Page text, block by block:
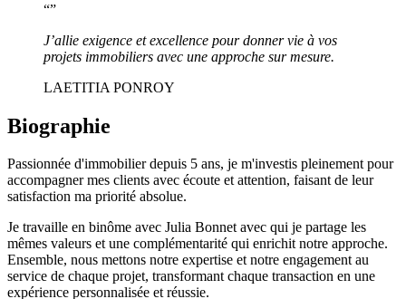
“”
J’allie exigence et excellence pour donner vie à vos
projets immobiliers avec une approche sur mesure.
LAETITIA PONROY
Biographie
Passionnée d'immobilier depuis 5 ans, je m'investis pleinement pour
accompagner mes clients avec écoute et attention, faisant de leur
satisfaction ma priorité absolue.
Je travaille en binôme avec Julia Bonnet avec qui je partage les
mêmes valeurs et une complémentarité qui enrichit notre approche.
Ensemble, nous mettons notre expertise et notre engagement au
service de chaque projet, transformant chaque transaction en une
expérience personnalisée et réussie.